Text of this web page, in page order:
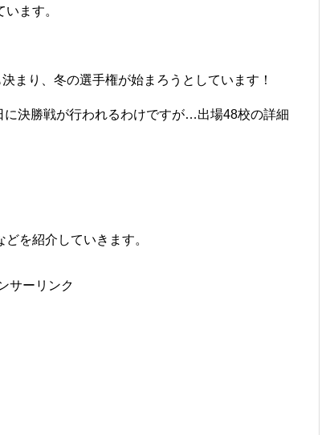
ます。
まり、冬の選手権が始まろうとしています！
決勝戦が行われるわけですが…出場48校の詳細
どを紹介していきます。
サーリンク